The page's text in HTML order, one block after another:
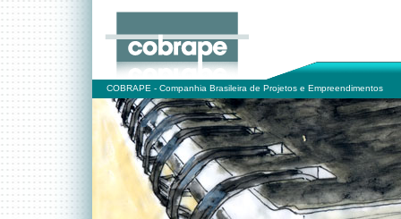
COBRAPE - Companhia Brasileira de Projetos e Empreendimentos